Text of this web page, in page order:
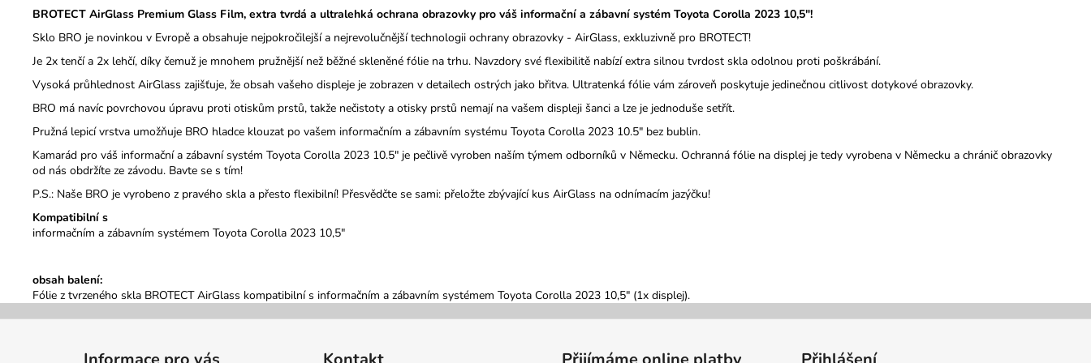
BROTECT AirGlass Premium Glass Film, extra tvrdá a ultralehká ochrana obrazovky pro váš informační a zábavní systém Toyota Corolla 2023 10,5"!
Sklo BRO je novinkou v Evropě a obsahuje nejpokročilejší a nejrevolučnější technologii ochrany obrazovky - AirGlass, exkluzivně pro BROTECT!
Je 2x tenčí a 2x lehčí, díky čemuž je mnohem pružnější než běžné skleněné fólie na trhu. Navzdory své flexibilitě nabízí extra silnou tvrdost skla odolnou proti poškrábání.
Vysoká průhlednost AirGlass zajišťuje, že obsah vašeho displeje je zobrazen v detailech ostrých jako břitva. Ultratenká fólie vám zároveň poskytuje jedinečnou citlivost dotykové obrazovky.
BRO má navíc povrchovou úpravu proti otiskům prstů, takže nečistoty a otisky prstů nemají na vašem displeji šanci a lze je jednoduše setřít.
Pružná lepicí vrstva umožňuje BRO hladce klouzat po vašem informačním a zábavním systému Toyota Corolla 2023 10.5" bez bublin.
Kamarád pro váš informační a zábavní systém Toyota Corolla 2023 10.5" je pečlivě vyroben naším týmem odborníků v Německu. Ochranná fólie na displej je tedy vyrobena v Německu a chránič obrazovky
od nás obdržíte ze závodu. Bavte se s tím!
P.S.: Naše BRO je vyrobeno z pravého skla a přesto flexibilní! Přesvědčte se sami: přeložte zbývající kus AirGlass na odnímacím jazýčku!
Kompatibilní s
informačním a zábavním systémem Toyota Corolla 2023 10,5"
obsah balení:
Fólie z tvrzeného skla BROTECT AirGlass kompatibilní s informačním a zábavním systémem Toyota Corolla 2023 10,5" (1x displej).